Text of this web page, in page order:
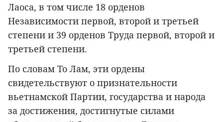
Лаоса, в том числе 18 орденов
Независимости первой, второй и третьей
степени и 39 орденов Труда первой, второй и
третьей степени.
По словам То Лам, эти ордены
свидетельствуют о признательности
вьетнамской Партии, государства и народа
за достижения, достигнутые силами